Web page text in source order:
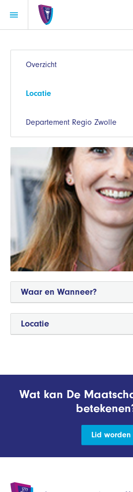
Overzicht
Locatie
Departement Regio Zwolle
Waar en Wanneer?
Locatie
Wat kan De
Lid worden